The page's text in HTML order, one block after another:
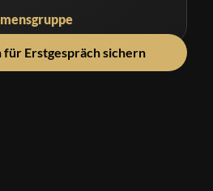
für Erstgespräch sichern